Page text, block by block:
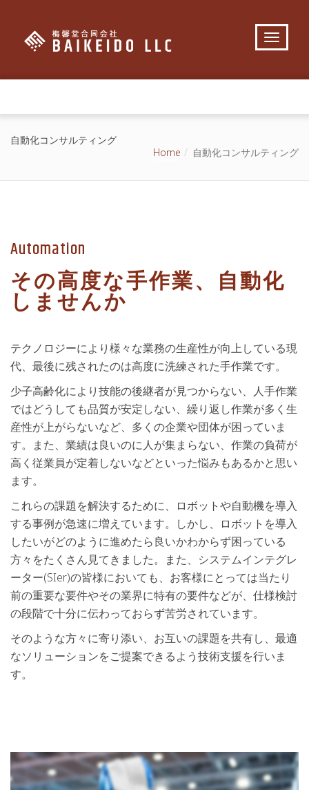
自動化コンサルティング
Home
自動化コンサルティング
Automation
その高度な手作業、自動化
しませんか
テクノロジーにより様々な業務の生産性が向上している現
代、最後に残されたのは高度に洗練された手作業です。
少子高齢化により技能の後継者が見つからない、人手作業
ではどうしても品質が安定しない、繰り返し作業が多く生
産性が上がらないなど、多くの企業や団体が困っていま
す。また、業績は良いのに人が集まらない、作業の負荷が
高く従業員が定着しないなどといった悩みもあるかと思い
ます。
これらの課題を解決するために、ロボットや自動機を導入
する事例が急速に増えています。しかし、ロボットを導入
したいがどのように進めたら良いかわからず困っている
方々をたくさん見てきました。また、システムインテグレ
ーター(SIer)の皆様においても、お客様にとっては当たり
前の重要な要件やその業界に特有の要件などが、仕様検討
の段階で十分に伝わっておらず苦労されています。
そのような方々に寄り添い、お互いの課題を共有し、最適
なソリューションをご提案できるよう技術支援を行いま
す。